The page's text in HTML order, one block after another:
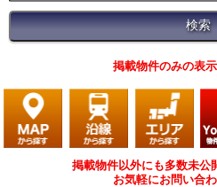
掲載物件のみの表示
掲載物件以外にも多数未公
お気軽にお問い合わ